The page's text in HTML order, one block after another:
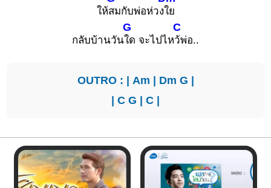
ให้สมกับพ่อห่วงใย
กลับบ้านวัน
G
ใด จะไปไห
C
ว้พ่อ..
OUTRO : | Am | Dm G |
| C G | C |